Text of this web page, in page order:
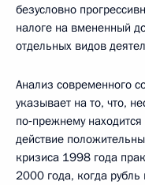
безусловно
налоге на вмененный
отдельных видов
Анализ современного
указывает на то, что,
по‑прежнему
действие
кризиса 1998 года
2000 года, когда